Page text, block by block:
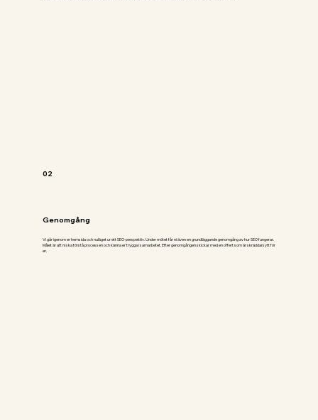
02
Genomgång
Vi går igenom er hemsida och nuläget ur ett SEO-perspektiv. Under mötet får ni även en grundläggande genomgång av hur SEO fungerar.
Målet är att ni ska förstå processen och känna er trygga i samarbetet. Efter genomgången skickar med en offert som är skräddarsytt för
er.